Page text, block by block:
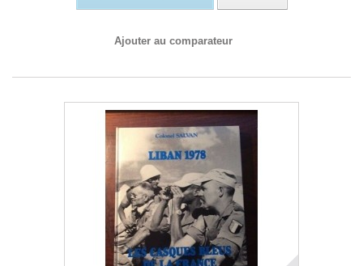
Ajouter au comparateur